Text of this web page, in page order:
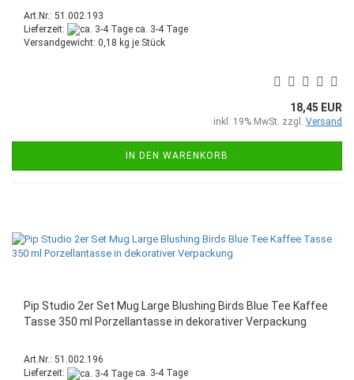
Art.Nr.: 51.002.193
Lieferzeit:
ca. 3-4 Tage
Versandgewicht: 0,18 kg je Stück
18,45 EUR
inkl. 19% MwSt. zzgl. Versand
IN DEN WARENKORB
Pip Studio 2er Set Mug Large Blushing Birds Blue Tee Kaffee
Tasse 350 ml Porzellantasse in dekorativer Verpackung
Art.Nr.: 51.002.196
Lieferzeit:
ca. 3-4 Tage